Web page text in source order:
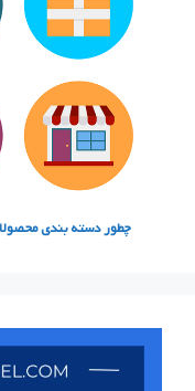
چطور دسته‌ بندی